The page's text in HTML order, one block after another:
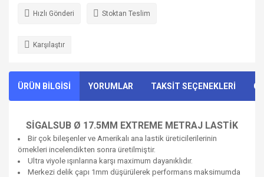
Hızlı Gönderi Stoktan Teslim
Karşılaştır
ÜRÜN BİLGİSİ YORUMLAR TAKSİT SEÇENEKLERİ
SİGALSUB Ø 17.5MM EXTREME METRAJ LASTİK
Bir çok bileşenler ve Amerikalı ana lastik üreticilerilerinin
örnekleri incelendikten sonra üretilmiştir.
Ultra viyole ışınlarına karşı maximum dayanıklıdır.
Merkezi delik çapı 1mm düşürülerek performans maksimumda